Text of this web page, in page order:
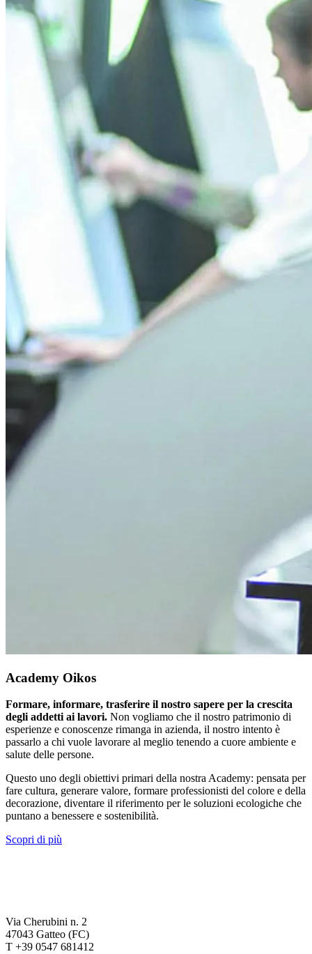
Academy Oikos
Formare, informare, trasferire il nostro sapere per la crescita
degli addetti ai lavori. Non vogliamo che il nostro patrimonio di
esperienze e conoscenze rimanga in azienda, il nostro intento è
passarlo a chi vuole lavorare al meglio tenendo a cuore ambiente e
salute delle persone.
Questo uno degli obiettivi primari della nostra Academy: pensata per
fare cultura, generare valore, formare professionisti del colore e della
decorazione, diventare il riferimento per le soluzioni ecologiche che
puntano a benessere e sostenibilità.
Scopri di più
Via Cherubini n. 2
47043 Gatteo (FC)
T +39 0547 681412